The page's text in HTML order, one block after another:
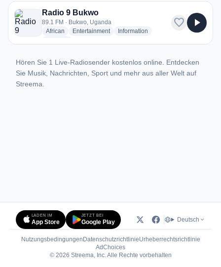
1 Radiosender aus Bukwo
Radio 9 Bukwo
89.1 FM · Bukwo, Uganda
African radio stations
Entertainmentradio stations
Information
favorite play_arrow
Hören Sie 1 Live-Radiosender kostenlos online. Entdecken
Sie Musik, Nachrichten, Sport und mehr aus aller Welt auf
Streema.
LADEN IM
App Store
JETZT BEI
Google Play Deutsch
Nutzungsbedingungen DatenschutzrichtlinieUrheberrechtsrichtlinie
AdChoices(öffnet in neuem Tab)
© 2026 Streema, Inc. Alle Rechte vorbehalten